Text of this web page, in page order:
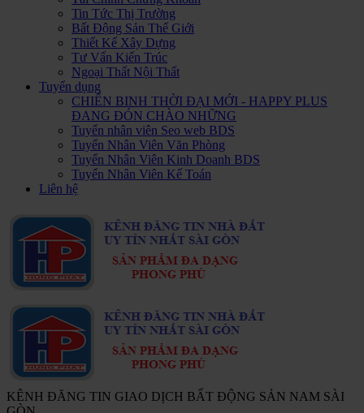
Tin Tức Thị Trường
Bất Động Sản Thế Giới
Thiết Kế Xây Dựng
Tư Vấn Kiến Trúc
Ngoại Thất Nội Thất
Tuyển dụng
CHIẾN BINH THỜI ĐẠI MỚI - HAPPY PLUS
ĐANG ĐÓN CHÀO NHỮNG
Tuyển nhân viên Seo web BDS
Tuyển Nhân Viên Văn Phòng
Tuyển Nhân Viên Kinh Doanh BDS
Tuyển Nhân Viên Kế Toán
Liên hệ
KÊNH ĐĂNG TIN GIAO DỊCH BẤT ĐỘNG SẢN NAM SÀI